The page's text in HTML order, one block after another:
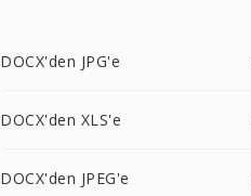
DOCX'den JPG'e
DOCX'den XLS'e
DOCX'den JPEG'e